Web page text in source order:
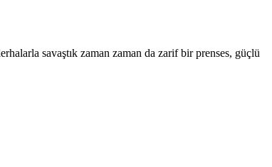
savaştık zaman zaman da zarif bir prenses, güçlü